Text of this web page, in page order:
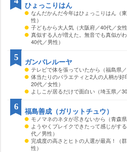
ひょっこりはん
なんだかんだ今年はひょっこりはん（
性）
子どもから大人気（大阪府／40代／女性
真似する人が増えた。無音でも真似が
40代／男性）
ガンバレルーヤ
テレビで体を張っていたから（福島県／
体当たりのバラエティと2人の人柄が好
20代／女性）
よしこが居るだけで面白い（埼玉県／30
5
福島善成（ガリットチュウ）
モノマネのネタが尽きないから（青森県
ようやくブレイクできたって感じがす
代／男性）
完成度の高さとヒトの人選が最高！（
性）
6